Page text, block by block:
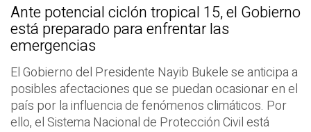
Ante potencial ciclón tropical 15, el Gobierno
está preparado para enfrentar las
emergencias
El Gobierno del Presidente Nayib Bukele se anticipa a
posibles afectaciones que se puedan ocasionar en el
país por la influencia de fenómenos climáticos. Por
ello, el Sistema Nacional de Protección Civil está